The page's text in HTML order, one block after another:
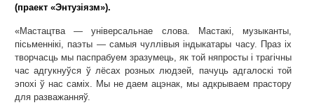
(праект «Энтузіязм»).
«Мастацтва — універсальнае слова. Мастакі, музыканты,
пісьменнікі, паэты — самыя чуллівыя індыкатары часу. Праз іх
творчасць мы паспрабуем зразумець, як той няпросты і трагічны
час адгукнуўся ў лёсах розных людзей, пачуць адгалоскі той
эпохі ў нас саміх. Мы не даем ацэнак, мы адкрываем прастору
для разважанняў.